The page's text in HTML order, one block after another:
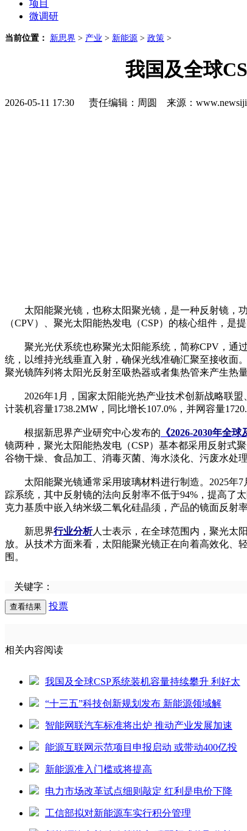
项目
微调研
当前位置： 新思界 > 产业 > 新能源 > 政策 >
我国及全球
2026-05-11 17:30 责任编辑：周圆 来源：
太阳能聚光镜，也称太阳聚光镜，是一种反射镜，功
（CPV）、聚光太阳能热发电（CSP）的核心组件，是
聚光光伏系统也称聚光太阳能系统，简称CPV，通过
统，以维持光线垂直入射，确保光线准确汇聚至接收面
聚光镜阵列将太阳光反射至吸热器或者集热管来产生热量
2026年1月，国家太阳能光热产业技术创新战略联盟
计装机容量1738.2MW，同比增长107.0%，并网容量
根据新思界产业研究中心发布的 《2026-2030年全
镜两种，聚光太阳能热发电（CSP）基本都采用反射式
谷物干燥、食品加工、消毒灭菌、海水淡化、污废水处
太阳能聚光镜通常采用玻璃材料进行制造。2025年7
踪系统，其中反射镜的法向反射率不低于94%，提高了
克力基质中嵌入纳米级二氧化硅晶须，产品的镜面反射率
新思界行业分析人士表示，在全球范围内，聚光太
放。从技术方面来看，太阳能聚光镜正在向着高效化、
围。
关键字：
投票
相关内容阅读
我国及全球CSP系统装机容量持续攀升 利好太
“十三五”科技创新规划发布 新能源领域解
智能网联汽车标准将出炉 推动产业发展加速
能源互联网示范项目申报启动 或带动400亿投
新能源准入门槛或将提高
电力市场改革试点细则敲定 红利是电价下降
工信部拟对新能源车实行积分管理